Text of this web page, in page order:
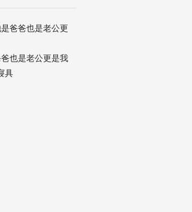
爸爸也是老公更
也是老公更是我
具